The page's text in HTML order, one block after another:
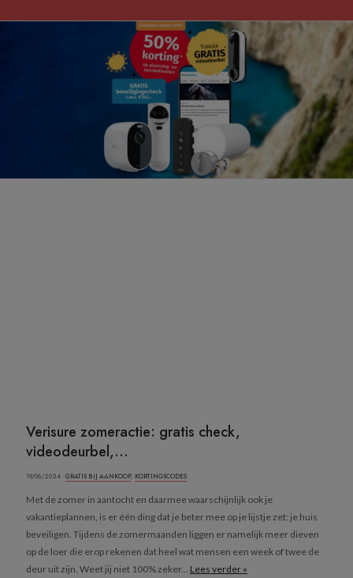
Verisure zomeractie: gratis check,
videodeurbel,...
19/06/2024 ·GRATIS BIJ AANKOOP, KORTINGSCODES
Met de zomer in aantocht en daarmee waarschijnlijk ook je
vakantieplannen, is er één ding dat je beter mee op je lijstje zet: je huis
beveiligen. Tijdens de zomermaanden liggen er namelijk meer dieven
op de loer die erop rekenen dat heel wat mensen een week of twee de
deur uit zijn. Weet jij niet 100% zeker... Lees verder »